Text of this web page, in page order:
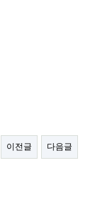
이전글 다음글